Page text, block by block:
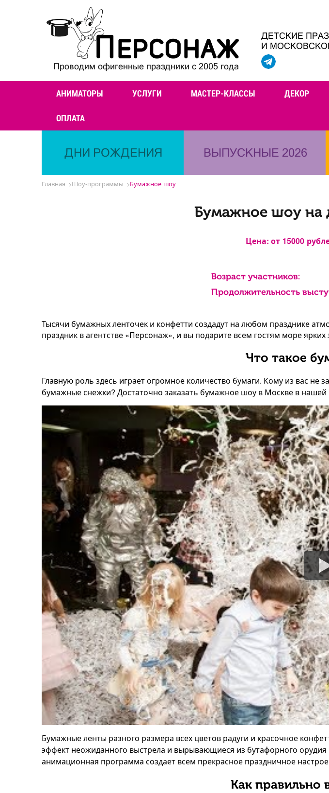
Проводим офигенные праздники с 2005 года
ДЕТСКИЕ
И
АНИМАТОРЫ УСЛУГИ МАСТЕР-КЛАССЫ ДЕКОР
ОПЛАТА
ДНИ РОЖДЕНИЯ ВЫПУСКНЫЕ 2026
Главная Шоу-программы Бумажное шоу
Бумажное шоу на
Цена: от 15000
Возраст участников:
Продолжительность
Тысячи бумажных ленточек и конфетти создадут на любом празднике
праздник в агентстве «Персонаж», и вы подарите всем гостям море
Что такое
Главную роль здесь играет огромное количество бумаги. Кому из вас не
бумажные снежки? Достаточно заказать бумажное шоу в Москве в
Бумажные ленты разного размера всех цветов радуги и красочное
эффект неожиданного выстрела и вырывающиеся из бутафорного
анимационная программа создает всем прекрасное праздничное
Как правильно